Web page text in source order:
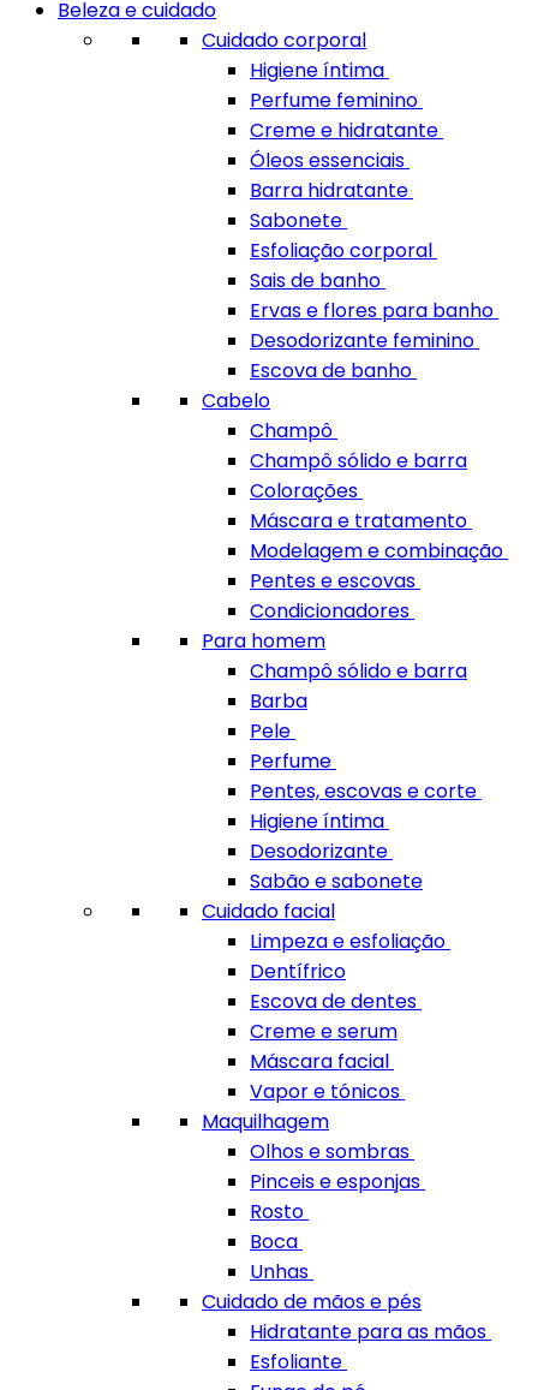
Beleza e cuidado
Cuidado corporal
Higiene íntima
Perfume feminino
Creme e hidratante
Óleos essenciais
Barra hidratante
Sabonete
Esfoliação corporal
Sais de banho
Ervas e flores para banho
Desodorizante feminino
Escova de banho
Cabelo
Champô
Champô sólido e barra
Colorações
Máscara e tratamento
Modelagem e combinação
Pentes e escovas
Condicionadores
Para homem
Champô sólido e barra
Barba
Pele
Perfume
Pentes, escovas e corte
Higiene íntima
Desodorizante
Sabão e sabonete
Cuidado facial
Limpeza e esfoliação
Dentífrico
Escova de dentes
Creme e serum
Máscara facial
Vapor e tónicos
Maquilhagem
Olhos e sombras
Pinceis e esponjas
Rosto
Boca
Unhas
Cuidado de mãos e pés
Hidratante para as mãos
Esfoliante